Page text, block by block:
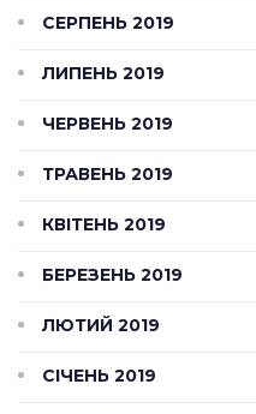
СЕРПЕНЬ 2019
ЛИПЕНЬ 2019
ЧЕРВЕНЬ 2019
ТРАВЕНЬ 2019
КВІТЕНЬ 2019
БЕРЕЗЕНЬ 2019
ЛЮТИЙ 2019
СІЧЕНЬ 2019